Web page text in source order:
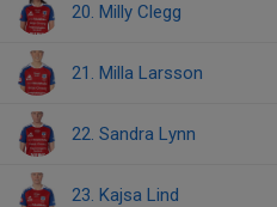
20. Milly Clegg
21. Milla Larsson
22. Sandra Lynn
23. Kajsa Lind